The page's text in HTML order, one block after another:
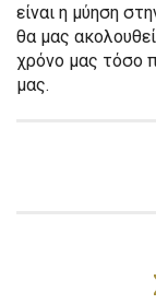
είναι η μύηση
θα μας
χρόνο μας τόσο
μας.